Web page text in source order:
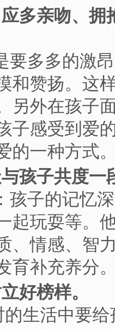
多亲吻、
要多多的激
和赞扬。这
另外在孩子
子感受到爱
爱的一种
孩子共度一
子的记忆深
起玩耍等。
、情感、智
育补充养分
好榜样。
生活中要给